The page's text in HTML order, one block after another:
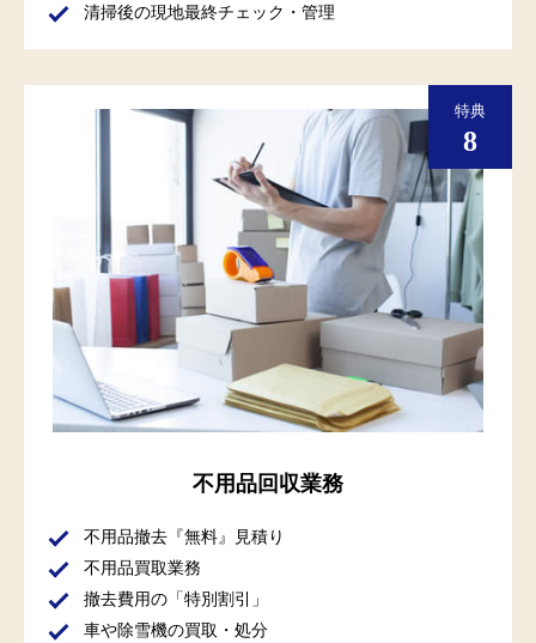
清掃後の現地最終チェック・管理
不用品回収業務
不用品撤去『無料』見積り
不用品買取業務
撤去費用の「特別割引」
車や除雪機の買取・処分